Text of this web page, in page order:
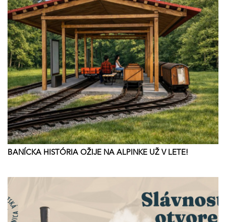
BANÍCKA HISTÓRIA OŽIJE NA ALPINKE UŽ V LETE!